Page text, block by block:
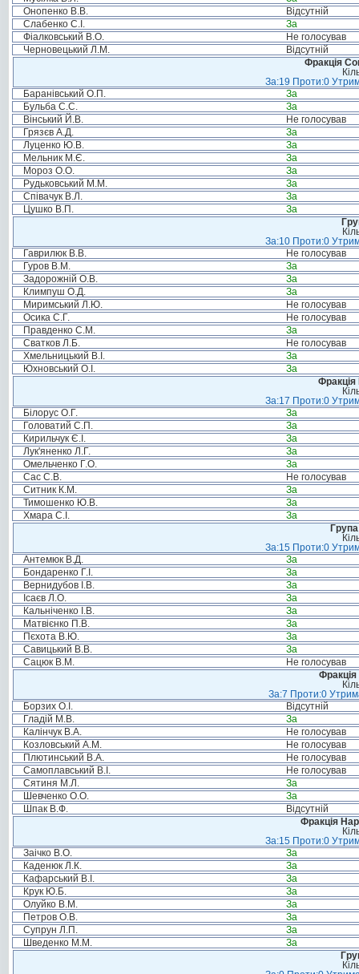
Онопенко В.В.
Відсутній
Слабенко С.І.
За
Фіалковський В.О.
Не голосував
Черновецький Л.М.
Відсутній
Фракція
За:19 Проти:0
Баранівський О.П.
За
Бульба С.С.
За
Вінський Й.В.
Не голосував
Грязєв А.Д.
За
Луценко Ю.В.
За
Мельник М.Є.
За
Мороз О.О.
За
Рудьковський М.М.
За
Співачук В.Л.
За
Цушко В.П.
За
За:10 Проти:0
Гаврилюк В.В.
Не голосував
Гуров В.М.
За
Задорожній О.В.
За
Климпуш О.Д.
За
Миримський Л.Ю.
Не голосував
Осика С.Г.
Не голосував
Правденко С.М.
За
Сватков Л.Б.
Не голосував
Хмельницький В.І.
За
Юхновський О.І.
За
За:17 Проти:0
Білорус О.Г.
За
Головатий С.П.
За
Кирильчук Є.І.
За
Лук'яненко Л.Г.
За
Омельченко Г.О.
За
Сас С.В.
Не голосував
Ситник К.М.
За
Тимошенко Ю.В.
За
Хмара С.І.
За
За:15 Проти:0
Антемюк В.Д.
За
Бондаренко Г.І.
За
Вернидубов І.В.
За
Ісаєв Л.О.
За
Кальніченко І.В.
За
Матвієнко П.В.
За
Пєхота В.Ю.
За
Савицький В.В.
За
Сацюк В.М.
Не голосував
Фракція
За:7 Проти:0
Борзих О.І.
Відсутній
Гладій М.В.
За
Калінчук В.А.
Не голосував
Козловський А.М.
Не голосував
Плютинський В.А.
Не голосував
Самоплавський В.І.
Не голосував
Сятиня М.Л.
За
Шевченко О.О.
За
Шпак В.Ф.
Відсутній
Фракція
За:15 Проти:0
Заічко В.О.
За
Каденюк Л.К.
За
Кафарський В.І.
За
Крук Ю.Б.
За
Олуйко В.М.
За
Петров О.В.
За
Супрун Л.П.
За
Шведенко М.М.
За